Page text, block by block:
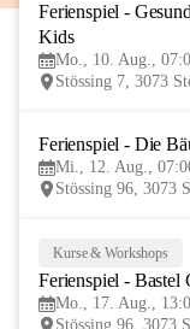
Ferienspiel -
Kids
Mo., 10. Aug.,
Stössing 7, 3073
Ferienspiel - Die
Mi., 12. Aug.,
Stössing 96, 3073
Kurse & Workshops
Ferienspiel - Bastel
Mo., 17. Aug.,
Stössing 96, 3073